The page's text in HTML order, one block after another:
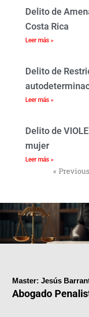
Delito de
Costa Rica
Leer más »
Delito de
Leer más »
Delito de
mujer
Leer más »
« Previous
Master: Jesús
Abogado